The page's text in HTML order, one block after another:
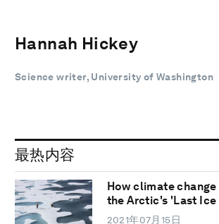
Hannah Hickey
‎Science writer, University of Washington
最热内容
How climate
the Arctic's 'Last Ice
2021年07月15日